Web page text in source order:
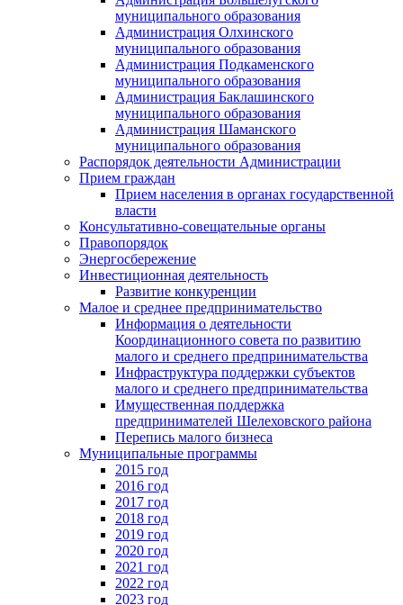
муниципального образования
Администрация Олхинского
муниципального образования
Администрация Подкаменского
муниципального образования
Администрация Баклашинского
муниципального образования
Администрация Шаманского
муниципального образования
Распорядок деятельности Администрации
Прием граждан
Прием населения в органах государственной
власти
Консультативно-совещательные органы
Правопорядок
Энергосбережение
Инвестиционная деятельность
Развитие конкуренции
Малое и среднее предпринимательство
Информация о деятельности
Координационного совета по развитию
малого и среднего предпринимательства
Инфраструктура поддержки субъектов
малого и среднего предпринимательства
Имущественная поддержка
предпринимателей Шелеховского района
Перепись малого бизнеса
Муниципальные программы
2015 год
2016 год
2017 год
2018 год
2019 год
2020 год
2021 год
2022 год
2023 год